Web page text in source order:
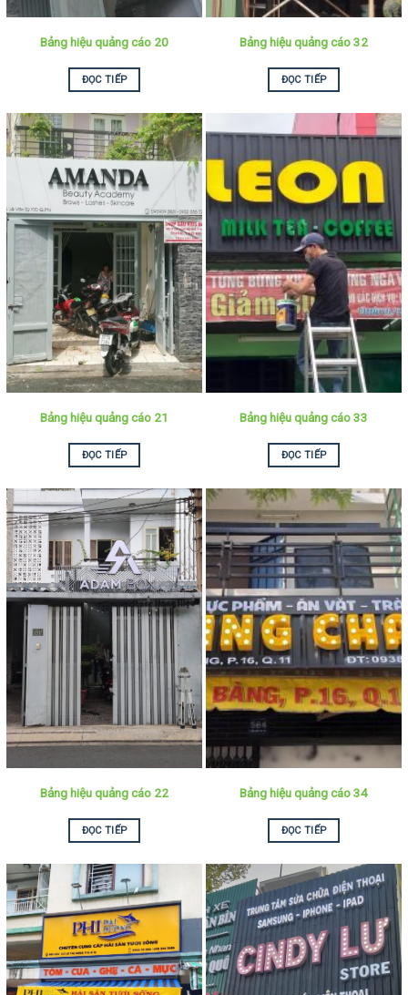
Bảng hiệu quảng cáo 20
ĐỌC TIẾP
Bảng hiệu quảng cáo 32
ĐỌC TIẾP
Bảng hiệu quảng cáo 21
ĐỌC TIẾP
Bảng hiệu quảng cáo 33
ĐỌC TIẾP
Bảng hiệu quảng cáo 22
ĐỌC TIẾP
Bảng hiệu quảng cáo 34
ĐỌC TIẾP